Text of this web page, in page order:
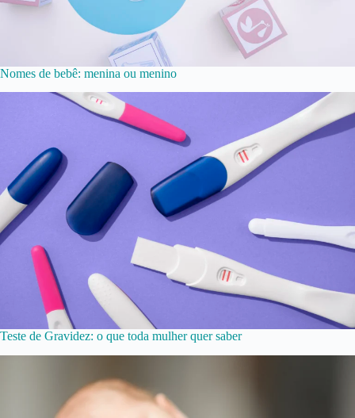
Nomes de bebê: menina ou menino
Teste de Gravidez: o que toda mulher quer saber